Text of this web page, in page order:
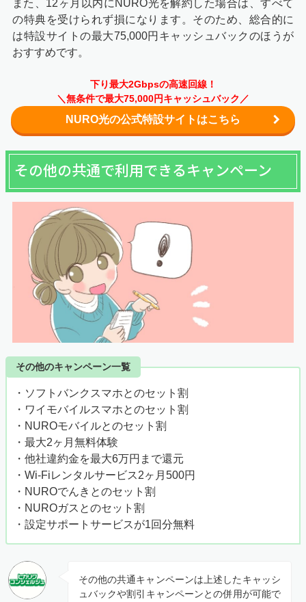
また、12ヶ月以内にNURO光を解約した場合は、すべて
の特典を受けられず損になります。そのため、総合的に
は特設サイトの最大75,000円キャッシュバックのほうが
おすすめです。
下り最大2Gbpsの高速回線！
＼無条件で最大75,000円キャッシュバック／
NURO光の公式特設サイトはこちら
その他の共通で利用できるキャンペーン
その他のキャンペーン一覧
・ソフトバンクスマホとのセット割
・ワイモバイルスマホとのセット割
・NUROモバイルとのセット割
・最大2ヶ月無料体験
・他社違約金を最大6万円まで還元
・Wi-Fiレンタルサービス2ヶ月500円
・NUROでんきとのセット割
・NUROガスとのセット割
・設定サポートサービスが1回分無料
その他の共通キャンペーンは上述したキャッシ
ュバックや割引キャンペーンとの併用が可能で